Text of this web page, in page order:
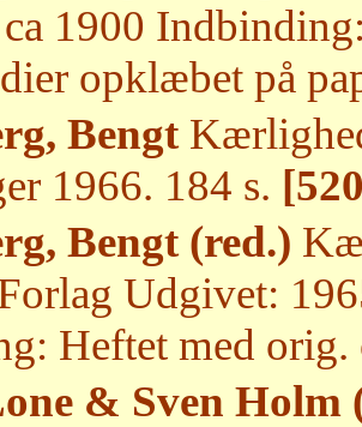
1900
opklæbet på
Bengt
1966. 184 s.
Bengt (red.)
Udgivet:
Heftet med
& Sven Holm